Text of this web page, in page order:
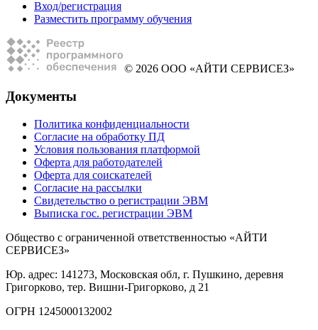
Вход/регистрация
Разместить программу обучения
© 2026 ООО «АЙТИ СЕРВИСЕЗ»
Документы
Политика конфиденциальности
Согласие на обработку ПД
Условия пользования платформой
Оферта для работодателей
Оферта для соискателей
Согласие на рассылки
Свидетельство о регистрации ЭВМ
Выписка гос. регистрации ЭВМ
Общество с ограниченной ответственностью «АЙТИ
СЕРВИСЕЗ»
Юр. адрес: 141273, Московская обл, г. Пушкино, деревня
Григорково, тер. Вишни-Григорково, д 21
ОГРН 1245000132002